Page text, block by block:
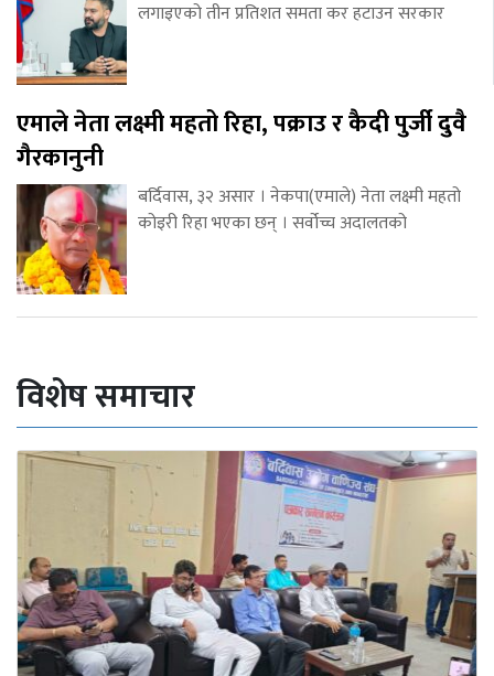
लगाइएको तीन प्रतिशत समता कर हटाउन सरकार
एमाले नेता लक्ष्मी महतो रिहा, पक्राउ र कैदी पुर्जी दुवै
गैरकानुनी
बर्दिवास, ३२ असार । नेकपा(एमाले) नेता लक्ष्मी महतो
कोइरी रिहा भएका छन् । सर्वोच्च अदालतको
विशेष समाचार